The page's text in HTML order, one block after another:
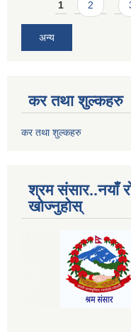
1 2
अन्य
कर तथा शुल्कहरु
कर तथा शुल्कहरु
श्रम संसार..नयाँ
खोज्नुहोस्